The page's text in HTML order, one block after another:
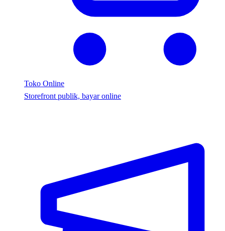
Toko Online
Storefront publik, bayar online